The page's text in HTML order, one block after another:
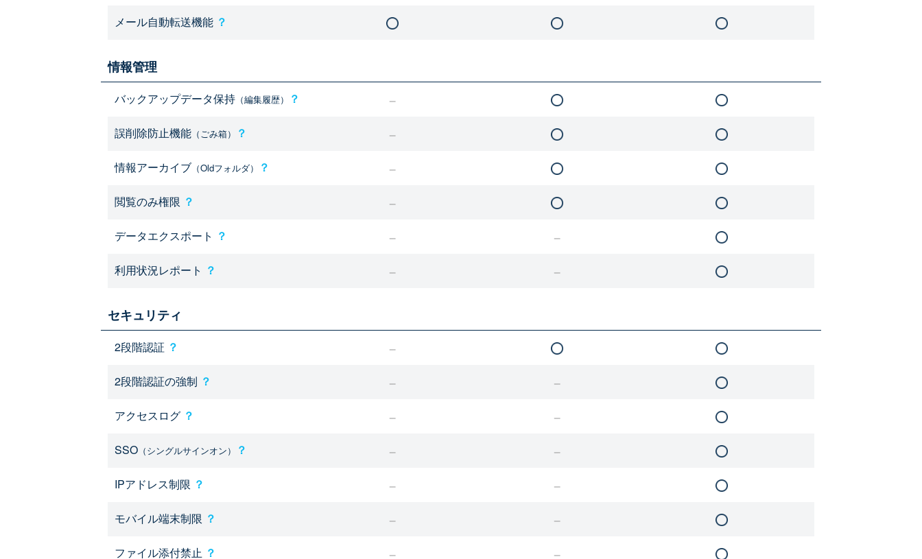
メール自動転送機能 ？
情報管理
バックアップデータ保持 （編集履歴） ？
誤削除防止機能 （ごみ箱） ？
情報アーカイブ （Oldフォルダ） ？
閲覧のみ権限 ？
データエクスポート ？
利用状況レポート ？
セキュリティ
2段階認証 ？
2段階認証の強制 ？
アクセスログ ？
SSO （シングルサインオン） ？
IPアドレス制限 ？
モバイル端末制限 ？
ファイル添付禁止 ？